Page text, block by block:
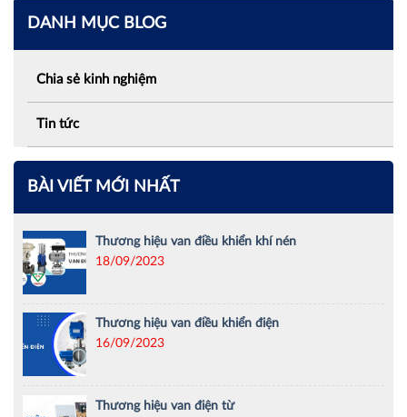
DANH MỤC BLOG
Chia sẻ kinh nghiệm
Tin tức
BÀI VIẾT MỚI NHẤT
Thương hiệu van điều khiển khí nén
18/09/2023
Thương hiệu van điều khiển điện
16/09/2023
Thương hiệu van điện từ